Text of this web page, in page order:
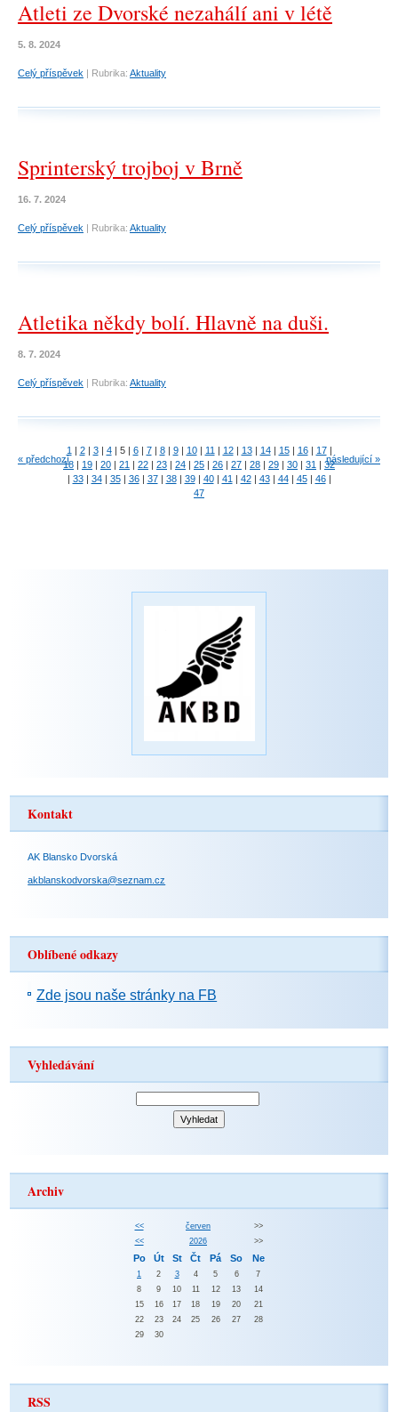
Atleti ze Dvorské nezahálí ani v létě
5. 8. 2024
Celý příspěvek | Rubrika: Aktuality
Sprinterský trojboj v Brně
16. 7. 2024
Celý příspěvek | Rubrika: Aktuality
Atletika někdy bolí. Hlavně na duši.
8. 7. 2024
Celý příspěvek | Rubrika: Aktuality
« předchozí
1 | 2 | 3 | 4 | 5 | 6 | 7 | 8 | 9 | 10 | 11 | 12 | 13 | 14 | 15 | 16 | 17 |
18 | 19 | 20 | 21 | 22 | 23 | 24 | 25 | 26 | 27 | 28 | 29 | 30 | 31 | 32
| 33 | 34 | 35 | 36 | 37 | 38 | 39 | 40 | 41 | 42 | 43 | 44 | 45 | 46 |
47
následující »
Kontakt
AK Blansko Dvorská
akblanskodvorska@seznam.cz
Oblíbené odkazy
Zde jsou naše stránky na FB
Vyhledávání
Archiv
<< červen
>>
<<
2026 >>
Po Út St Čt Pá So Ne
1 2 3 4 5 6
7
8
9 10 11 12 13
14
15
16 17 18 19 20
21
22
23 24 25 26 27
28
29
30
RSS